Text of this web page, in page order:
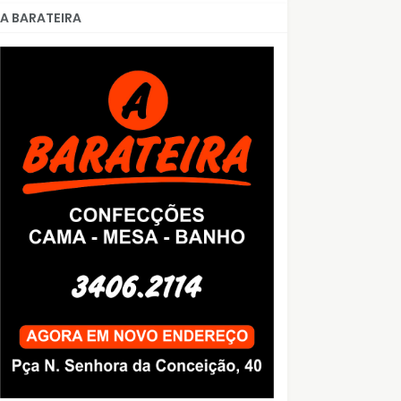
A BARATEIRA